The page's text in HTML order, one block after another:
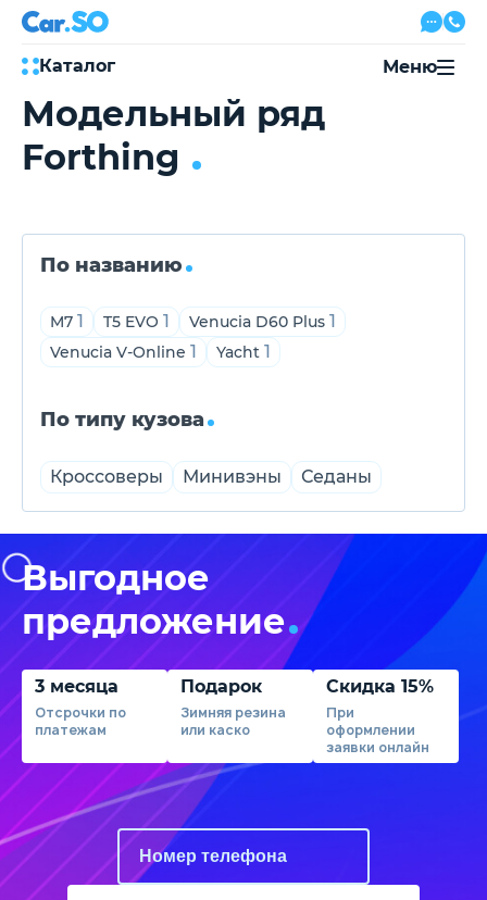
Каталог
Автокредит
Трейд-ин
Акции
Автожурнал
Контакты
8 800 500-03-23
Перезвоните мне
Меню
Модельный ряд
Forthing
По названию
M7 1 T5 EVO 1 Venucia D60 Plus 1
Venucia V-Online 1 Yacht 1
По типу кузова
Кроссоверы Минивэны Седаны
Выгодное
предложение
3 месяца
Отсрочки по
платежам
Подарок
Зимняя резина
или каско
Скидка 15%
При
оформлении
заявки онлайн